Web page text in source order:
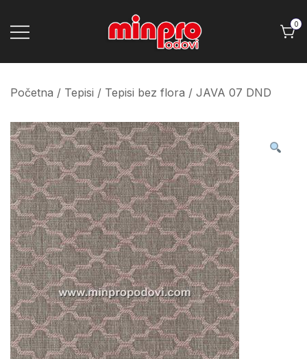
Minpro podovi
0
Početna / Tepisi / Tepisi bez flora / JAVA 07 DND